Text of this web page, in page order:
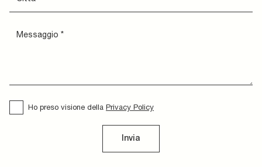
Ho preso visione della Privacy Policy
Invia